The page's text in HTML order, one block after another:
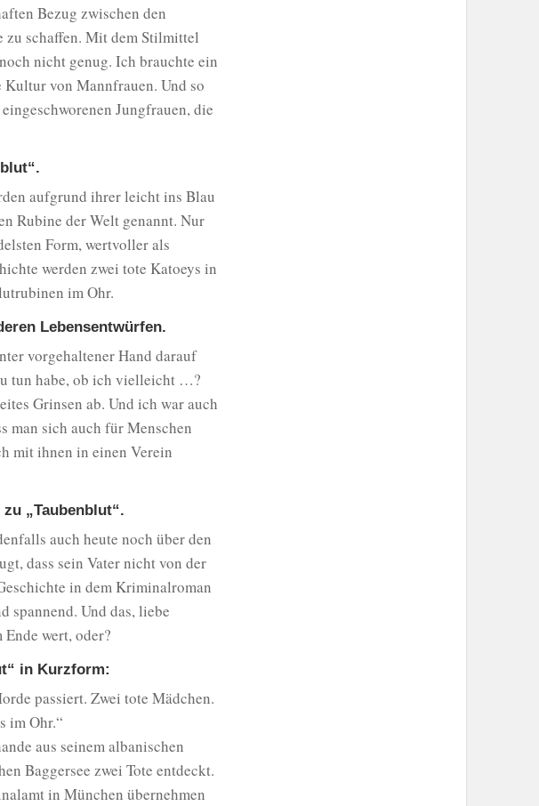
Bezug zwischen den
zu schaffen. Mit dem Stilmittel
nicht genug. Ich brauchte ein
Kultur von Mannfrauen. Und so
Jungfrauen, die
aufgrund ihrer leicht ins Blau
Rubine der Welt genannt. Nur
Form, wertvoller als
werden zwei tote Katoeys in
im Ohr.
Lebensentwürfen.
vorgehaltener Hand darauf
tun habe, ob ich vielleicht …?
Grinsen ab. Und ich war auch
man sich auch für Menschen
mit ihnen in einen Verein
„Taubenblut“.
auch heute noch über den
dass sein Vater nicht von der
in dem Kriminalroman
spannend. Und das, liebe
wert, oder?
in Kurzform:
passiert. Zwei tote Mädchen.
im Ohr.“
aus seinem albanischen
Baggersee zwei Tote entdeckt.
in München übernehmen